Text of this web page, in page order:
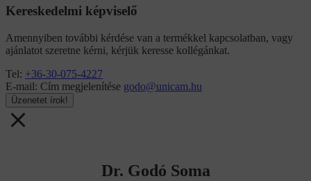
Kereskedelmi képviselő
Amennyiben további kérdése van a termékkel kapcsolatban, vagy
ajánlatot szeretne kérni, kérjük keresse kollégánkat.
Tel: +36-30-075-4227
E-mail: Cím megjelenítése godo@unicam.hu
Üzenetet írok!
Dr. Godó Soma